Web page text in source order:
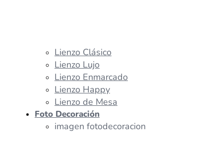
Lienzo Clásico
Lienzo Lujo
Lienzo Enmarcado
Lienzo Happy
Lienzo de Mesa
Foto Decoración
imagen fotodecoracion